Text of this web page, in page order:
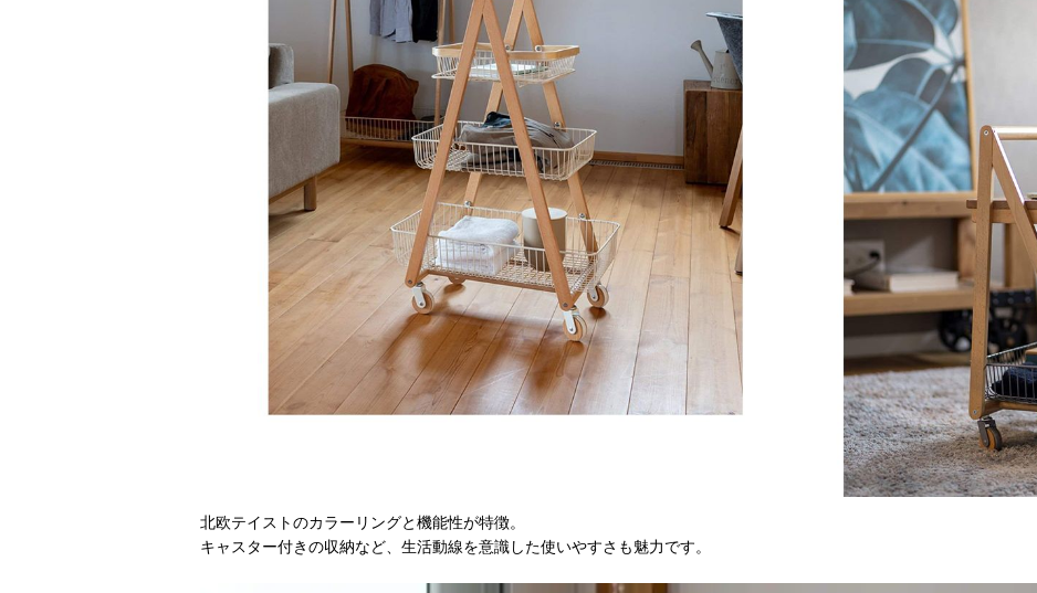
北欧テイストのカラーリングと機能性が特徴。
キャスター付きの収納など、生活動線を意識した使いやすさも魅力です。